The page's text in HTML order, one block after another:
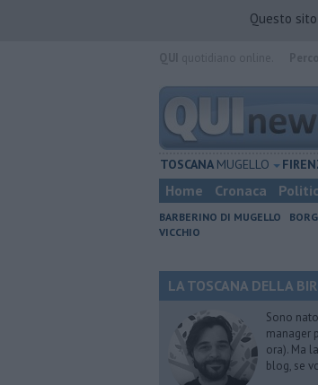
Questo
TOSCANA MUGELLO
Home Cronaca
BARBERINO DI MUGELLO
VICCHIO
LA TOSCANA DELLA
Sono
manager
ora). Ma
blog, se